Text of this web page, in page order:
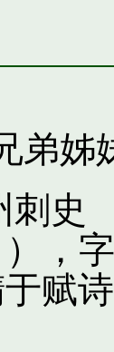
弟姊
刺史
），
赋